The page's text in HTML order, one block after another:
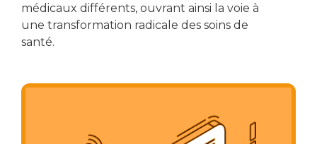
médicaux différents, ouvrant ainsi la voie à
une transformation radicale des soins de
santé.